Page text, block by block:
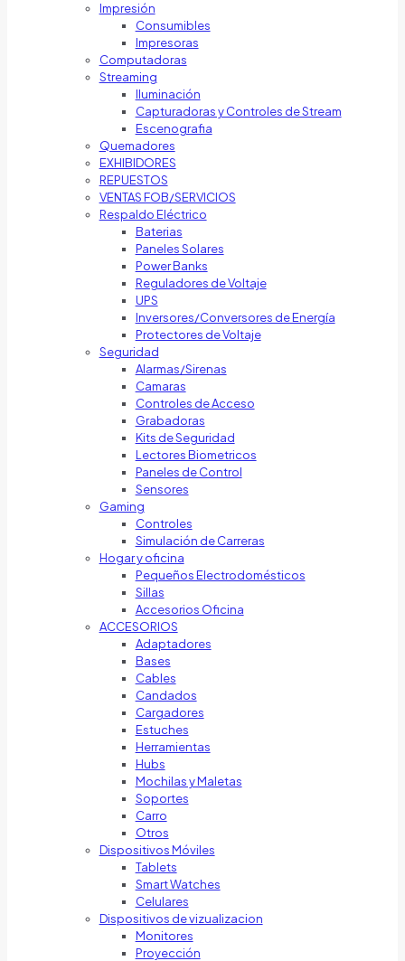
Impresión
Consumibles
Impresoras
Computadoras
Streaming
Iluminación
Capturadoras y Controles de Stream
Escenografia
Quemadores
EXHIBIDORES
REPUESTOS
VENTAS FOB/SERVICIOS
Respaldo Eléctrico
Baterias
Paneles Solares
Power Banks
Reguladores de Voltaje
UPS
Inversores/Conversores de Energía
Protectores de Voltaje
Seguridad
Alarmas/Sirenas
Camaras
Controles de Acceso
Grabadoras
Kits de Seguridad
Lectores Biometricos
Paneles de Control
Sensores
Gaming
Controles
Simulación de Carreras
Hogar y oficina
Pequeños Electrodomésticos
Sillas
Accesorios Oficina
ACCESORIOS
Adaptadores
Bases
Cables
Candados
Cargadores
Estuches
Herramientas
Hubs
Mochilas y Maletas
Soportes
Carro
Otros
Dispositivos Móviles
Tablets
Smart Watches
Celulares
Dispositivos de vizualizacion
Monitores
Proyección